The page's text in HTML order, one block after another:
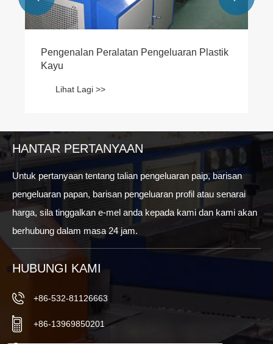
Pengenalan Peralatan Pengeluaran Plastik
Kayu
Lihat Lagi >>
HANTAR PERTANYAAN
Untuk pertanyaan tentang talian pengeluaran paip, barisan
pengeluaran papan, barisan pengeluaran profil atau senarai
harga, sila tinggalkan e-mel anda kepada kami dan kami akan
berhubung dalam masa 24 jam.
HUBUNGI KAMI
+86-532-81126663
+86-13969850201